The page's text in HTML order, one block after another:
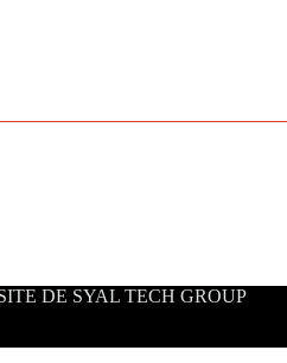
DE SYAL TECH GROUP